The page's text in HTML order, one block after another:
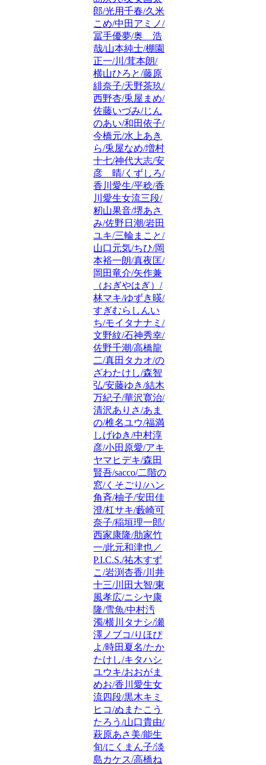
郎/光用千春/久米
こめ/中田アミノ/
冨手優夢/奥 浩
哉/山本純士/棚園
正一/川/茸本朗/
横山ひろと/藤原
緋奈子/天野茶玖/
西野杏/兎屋まめ/
佐藤いづみ/じん
のあい/和田依子/
今橋元/水上あき
ら/兎屋なめ/増村
十七/神代大志/安
彦 晴/くずしろ/
香川愛生/平稔/香
川愛生女流三段/
籾山果音/堺あさ
み/佐野日潮/岩田
ユキ/三輪まこと/
山口元気/ちひ/岡
本裕一朗/真夜匡/
岡田竜介/矢作兼
（おぎやはぎ）/
林マキ/ゆずき暎/
すぎむらしんい
ち/モイタナナミ/
文野紋/石神秀幸/
佐野千潮/高橋龍
二/真田タカオ/の
ざわたけし/森智
弘/安藤ゆき/結木
万紀子/華沢寛治/
清沢ありさ/あま
の/椎名ユウ/福満
しげゆき/中村淳
彦/小田原愛/アキ
ヤマヒデキ/森田
賢吾/sacco/二階の
窓/くそごり/ハン
角斉/柚子/安田佳
澄/杠サキ/藪崎可
奈子/稲垣理一郎/
西家康隆/肋家竹
一/此元和津也／
P.I.C.S./祐木すず
こ/岩渕杏香/川井
十三/川田大智/東
風孝広/ニシヤ康
隆/雪魚/中村汚
濁/横川タナシ/瀬
澤ノブコ/りほぴ
よ/時田夏名/たか
たけし/キタハシ
ユウキ/おおがま
めお/香川愛生女
流四段/黒木キミ
ヒコ/ぬまたこう
たろう/山口貴由/
萩原あさ美/能生
旬/にくまん子/淡
島カケス/高橋ね